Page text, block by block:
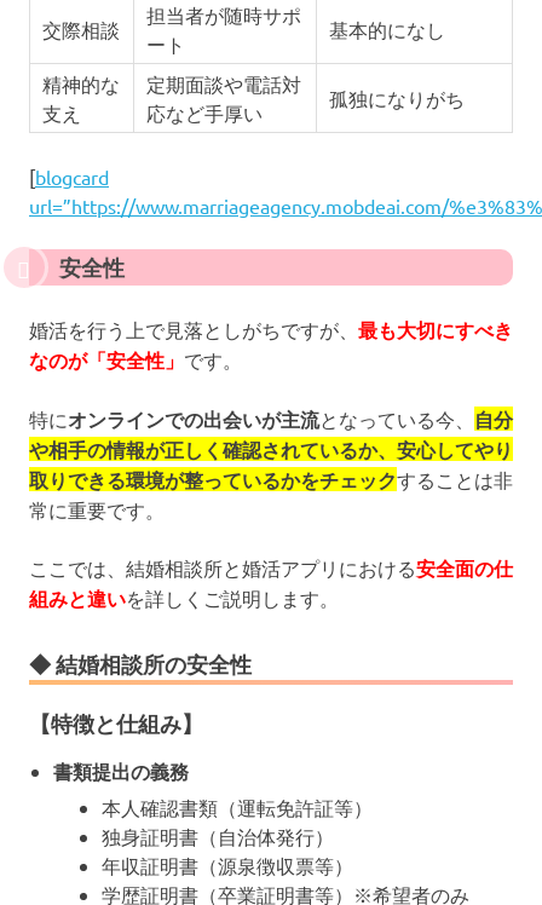
交際相談
担当者が随時サポ
ート
基本的になし
精神的な
支え
定期面談や電話対
応など手厚い
孤独になりがち
[blogcard
url=”https://www.marriageagency.mobdeai.com/
安全性
婚活を行う上で見落としがちですが、 最も大切にすべき
なのが「安全性」 です。
特にオンラインでの出会いが主流となっている今、 自分
や相手の情報が正しく確認されているか、安心してやり
取りできる環境が整っているかをチェックすることは非
常に重要です。
ここでは、結婚相談所と婚活アプリにおける安全面の仕
組みと違いを詳しくご説明します。
◆ 結婚相談所の安全性
【特徴と仕組み】
書類提出の義務
本人確認書類（運転免許証等）
独身証明書（自治体発行）
年収証明書（源泉徴収票等）
学歴証明書（卒業証明書等）※希望者のみ